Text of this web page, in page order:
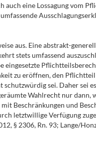
auch eine Lossagung vom
aus. Eine abstrakt-
stets umfassend
eingesetzte
zu eröffnen, den
sei. Daher sei
Wahlrecht nur dann,
Beschränkungen und
letztwillige Verfügung
§ 2306, Rn. 93; Lange/